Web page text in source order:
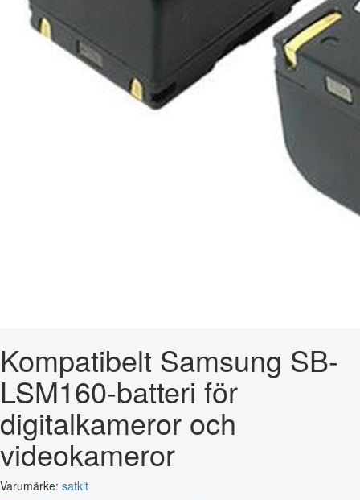
Kompatibelt Samsung SB-
LSM160-batteri för
digitalkameror och
videokameror
Varumärke: satkit